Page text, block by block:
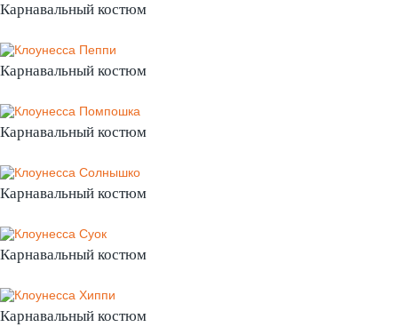
Карнавальный костюм
Карнавальный костюм
Карнавальный костюм
Карнавальный костюм
Карнавальный костюм
Карнавальный костюм